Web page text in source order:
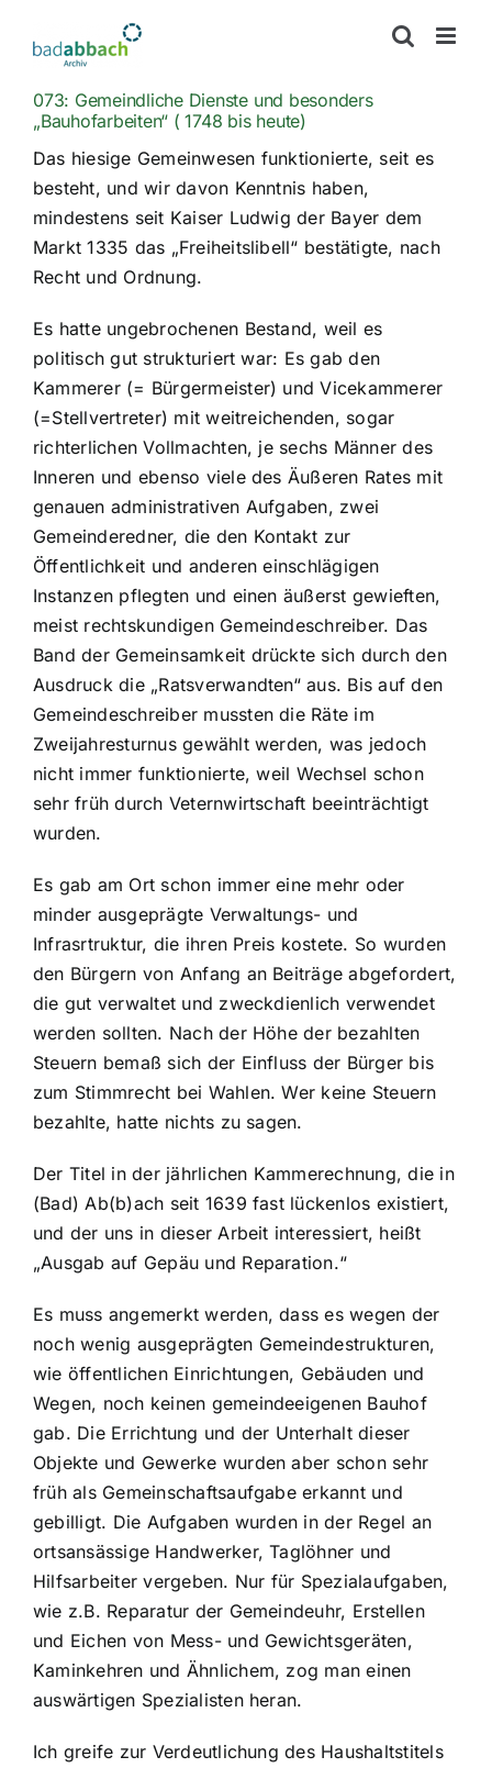
Inhalt
springen
073: Gemeindliche Dienste und besonders
„Bauhofarbeiten“ ( 1748 bis heute)
Das hiesige Gemeinwesen funktionierte, seit es
besteht, und wir davon Kenntnis haben,
mindestens seit Kaiser Ludwig der Bayer dem
Markt 1335 das „Freiheitslibell“ bestätigte, nach
Recht und Ordnung.
Es hatte ungebrochenen Bestand, weil es
politisch gut strukturiert war: Es gab den
Kammerer (= Bürgermeister) und Vicekammerer
(=Stellvertreter) mit weitreichenden, sogar
richterlichen Vollmachten, je sechs Männer des
Inneren und ebenso viele des Äußeren Rates mit
genauen administrativen Aufgaben, zwei
Gemeinderedner, die den Kontakt zur
Öffentlichkeit und anderen einschlägigen
Instanzen pflegten und einen äußerst gewieften,
meist rechtskundigen Gemeindeschreiber. Das
Band der Gemeinsamkeit drückte sich durch den
Ausdruck die „Ratsverwandten“ aus. Bis auf den
Gemeindeschreiber mussten die Räte im
Zweijahresturnus gewählt werden, was jedoch
nicht immer funktionierte, weil Wechsel schon
sehr früh durch Veternwirtschaft beeinträchtigt
wurden.
Es gab am Ort schon immer eine mehr oder
minder ausgeprägte Verwaltungs- und
Infrasrtruktur, die ihren Preis kostete. So wurden
den Bürgern von Anfang an Beiträge abgefordert,
die gut verwaltet und zweckdienlich verwendet
werden sollten. Nach der Höhe der bezahlten
Steuern bemaß sich der Einfluss der Bürger bis
zum Stimmrecht bei Wahlen. Wer keine Steuern
bezahlte, hatte nichts zu sagen.
Der Titel in der jährlichen Kammerechnung, die in
(Bad) Ab(b)ach seit 1639 fast lückenlos existiert,
und der uns in dieser Arbeit interessiert, heißt
„Ausgab auf Gepäu und Reparation.“
Es muss angemerkt werden, dass es wegen der
noch wenig ausgeprägten Gemeindestrukturen,
wie öffentlichen Einrichtungen, Gebäuden und
Wegen, noch keinen gemeindeeigenen Bauhof
gab. Die Errichtung und der Unterhalt dieser
Objekte und Gewerke wurden aber schon sehr
früh als Gemeinschaftsaufgabe erkannt und
gebilligt. Die Aufgaben wurden in der Regel an
ortsansässige Handwerker, Taglöhner und
Hilfsarbeiter vergeben. Nur für Spezialaufgaben,
wie z.B. Reparatur der Gemeindeuhr, Erstellen
und Eichen von Mess- und Gewichtsgeräten,
Kaminkehren und Ähnlichem, zog man einen
auswärtigen Spezialisten heran.
Ich greife zur Verdeutlichung des Haushaltstitels